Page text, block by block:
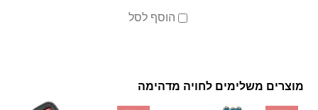
הוסף לסל
מוצרים משלימים לחויה מדהימה